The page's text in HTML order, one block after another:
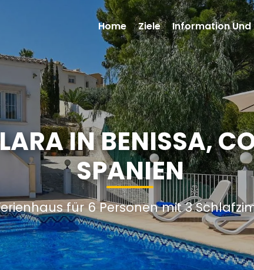
IN BENISSA,
SPANIEN
für 6 Personen mit 3
Home Ziele Information Und